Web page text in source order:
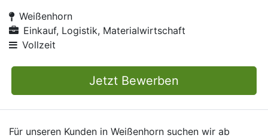
Weißenhorn
Einkauf, Logistik, Materialwirtschaft
Vollzeit
Jetzt Bewerben
Für unseren Kunden in Weißenhorn suchen wir ab